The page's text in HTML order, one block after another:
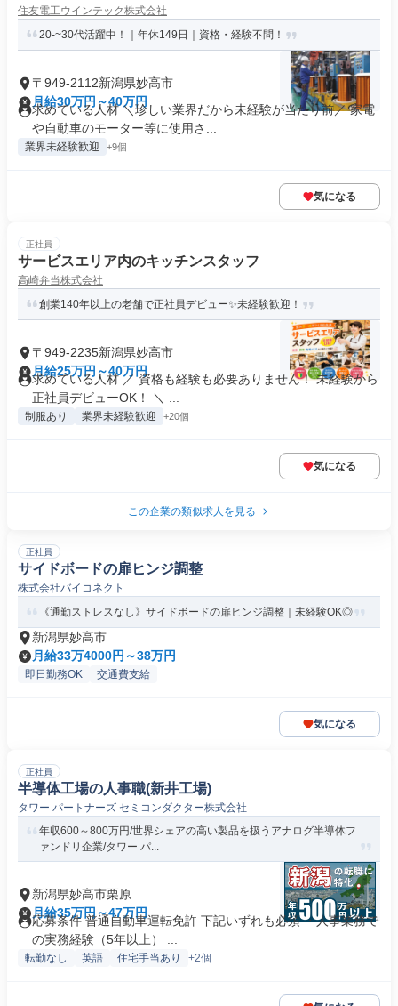
住友電工ウインテック株式会社
20-~30代活躍中！｜年休149日｜資格・経験不問！
〒949-2112新潟県妙高市
月給30万円～40万円
求めている人材 ＼珍しい業界だから未経験が当たり前／ 家電
や自動車のモーター等に使用さ...
業界未経験歓迎 +9個
気になる
正社員
サービスエリア内のキッチンスタッフ
高崎弁当株式会社
創業140年以上の老舗で正社員デビュー✨未経験歓迎！
〒949-2235新潟県妙高市
月給25万円～40万円
求めている人材 ／ 資格も経験も必要ありません！ 未経験から
正社員デビューOK！ ＼ ...
制服あり 業界未経験歓迎 +20個
気になる
この企業の類似求人を見る
正社員
サイドボードの扉ヒンジ調整
株式会社バイコネクト
《通勤ストレスなし》サイドボードの扉ヒンジ調整｜未経験OK◎
新潟県妙高市
月給33万4000円～38万円
即日勤務OK 交通費支給
気になる
正社員
半導体工場の人事職(新井工場)
タワー パートナーズ セミコンダクター株式会社
年収600～800万円/世界シェアの高い製品を扱うアナログ半導体フ
ァンドリ企業/タワー パ...
新潟県妙高市栗原
月給35万円～47万円
応募条件 普通自動車運転免許 下記いずれも必須 ・人事業務で
の実務経験（5年以上） ...
転勤なし 英語 住宅手当あり +2個